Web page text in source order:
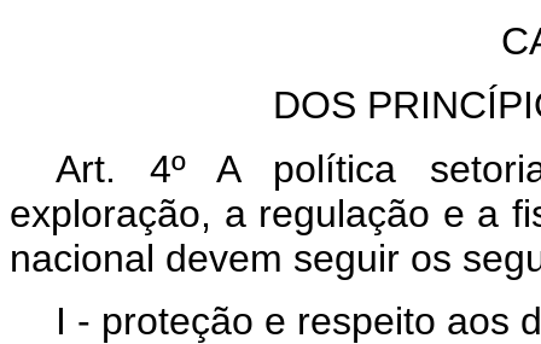
DOS
Art. 4º A política
exploração, a regulação e a
nacional devem seguir os
I - proteção e respeito aos